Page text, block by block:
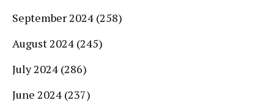
September 2024 (258)
August 2024 (245)
July 2024 (286)
June 2024 (237)